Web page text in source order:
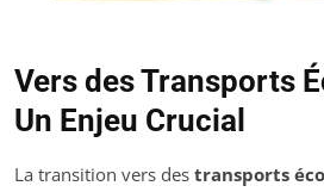
Vers des Transports
Un Enjeu Crucial
La transition vers des transports